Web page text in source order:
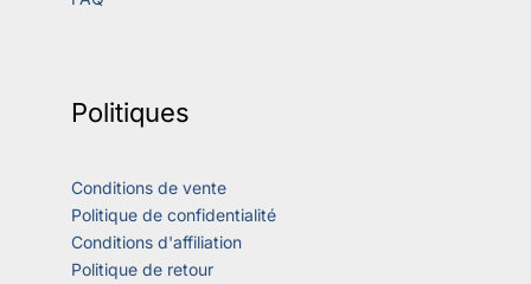
Politiques
Conditions de vente
Politique de confidentialité
Conditions d'affiliation
Politique de retour